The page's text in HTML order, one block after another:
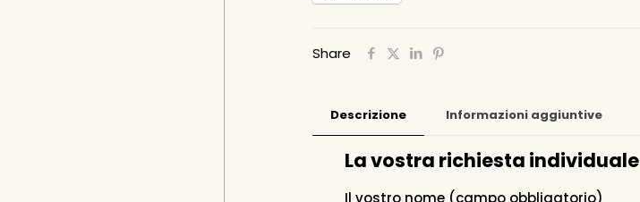
Share
Descrizione Informazioni aggiuntive
La vostra richiesta individuale
Il vostro nome (campo obbligatorio)